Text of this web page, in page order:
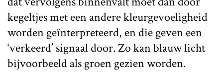
kegeltjes met een andere kleurgevoeligheid
worden geïnterpreteerd, en die geven een
‘verkeerd’ signaal door. Zo kan blauw licht
bijvoorbeeld als groen gezien worden.